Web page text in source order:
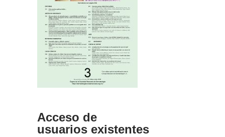
Acceso de
usuarios existentes